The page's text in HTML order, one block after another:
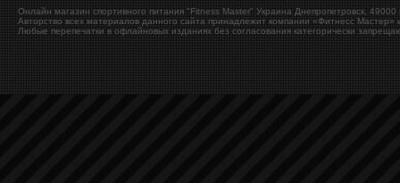
Онлайн магазин спортивного питания "Fitness Master" Украина Днепропетровск 49000
Авторство всех материалов данного сайта принадлежит компании «Фитнесс Мастер»
Любые перепечатки в офлайновых изданиях без согласования категорически